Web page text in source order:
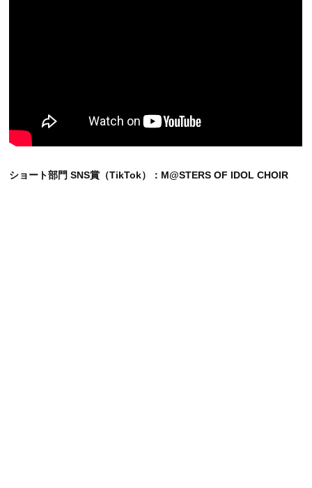
ショート部門 SNS賞（TikTok）：M@STERS OF IDOL CHOIR